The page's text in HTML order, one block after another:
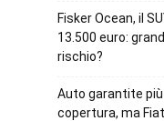
Fisker Ocean, il
13.500 euro:
rischio?
Auto garantite
copertura, ma